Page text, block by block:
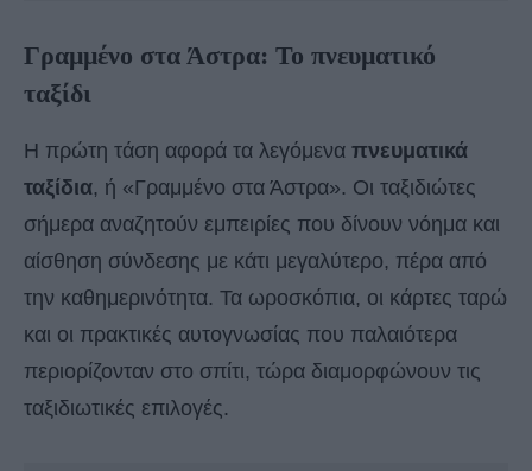
Γραμμένο στα Άστρα: Το πνευματικό
ταξίδι
Η πρώτη τάση αφορά τα λεγόμενα πνευματικά
ταξίδια, ή «Γραμμένο στα Άστρα». Οι ταξιδιώτες
σήμερα αναζητούν εμπειρίες που δίνουν νόημα και
αίσθηση σύνδεσης με κάτι μεγαλύτερο, πέρα από
την καθημερινότητα. Τα ωροσκόπια, οι κάρτες ταρώ
και οι πρακτικές αυτογνωσίας που παλαιότερα
περιορίζονταν στο σπίτι, τώρα διαμορφώνουν τις
ταξιδιωτικές επιλογές.